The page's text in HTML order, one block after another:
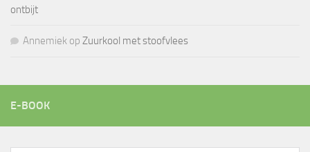
ontbijt
Annemiek op Zuurkool met stoofvlees
E-BOOK